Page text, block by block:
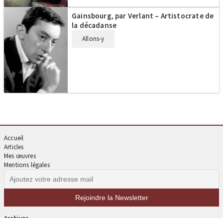
Gainsbourg, par Verlant – Artistocrate de
la décadanse
Allons-y
Accueil
Articles
Mes œuvres
Mentions légales